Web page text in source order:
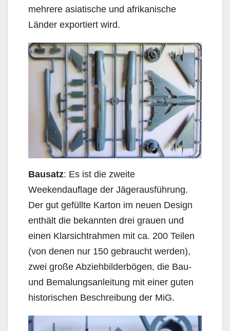
mehrere asiatische und afrikanische
Länder exportiert wird.
Bausatz: Es ist die zweite
Weekendauflage der Jägerausführung.
Der gut gefüllte Karton im neuen Design
enthält die bekannten drei grauen und
einen Klarsichtrahmen mit ca. 200 Teilen
(von denen nur 150 gebraucht werden),
zwei große Abziehbilderbögen, die Bau-
und Bemalungsanleitung mit einer guten
historischen Beschreibung der MiG.